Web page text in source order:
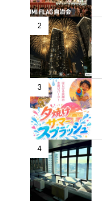
2
3
4